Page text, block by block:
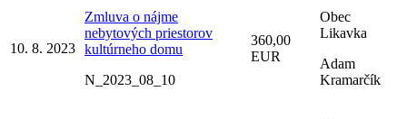
10. 8. 2023
Zmluva o nájme
nebytových priestorov
kultúrneho domu
N_2023_08_10
360,00
EUR
Obec
Likavka
Adam
Kramarčík